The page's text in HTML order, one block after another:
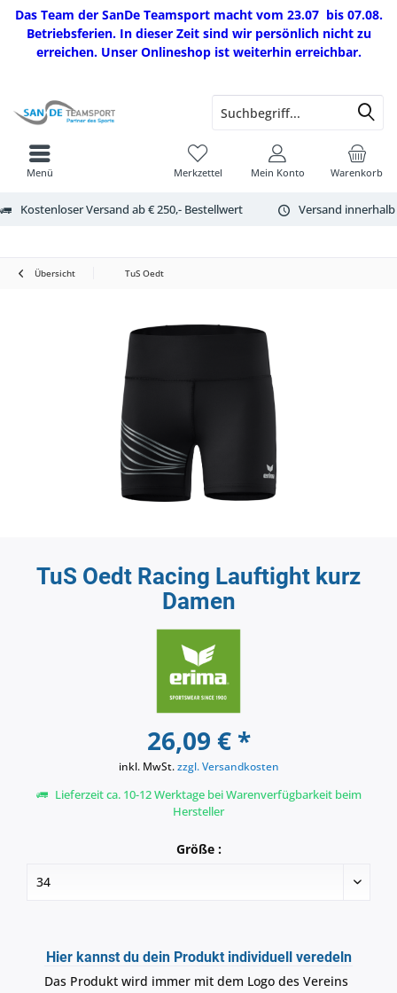
Das Team der SanDe Teamsport macht vom 23.07 bis 07.08.
Betriebsferien. In dieser Zeit sind wir persönlich nicht zu
erreichen. Unser Onlineshop ist weiterhin erreichbar.
Kostenloser Versand ab € 250,- Bestellwert Versand
Warenkorb
Merkzettel Mein Konto
Menü
Übersicht TuS Oedt
TuS Oedt Racing Lauftight kurz
Damen
26,09 € *
inkl. MwSt.zzgl. Versandkosten
Lieferzeit ca. 10-12 Werktage bei Warenverfügbarkeit beim
Hersteller
Größe :
Hier kannst du dein Produkt individuell veredeln
Das Produkt wird immer mit dem Logo des Vereins